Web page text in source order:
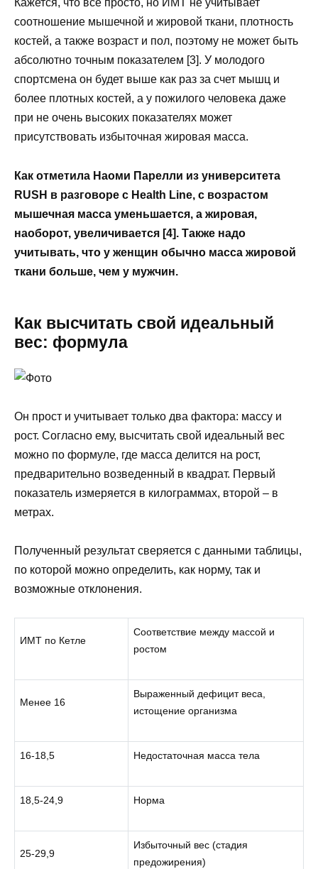
Кажется, что все просто, но ИМТ не учитывает
соотношение мышечной и жировой ткани, плотность
костей, а также возраст и пол, поэтому не может быть
абсолютно точным показателем [3]. У молодого
спортсмена он будет выше как раз за счет мышц и
более плотных костей, а у пожилого человека даже
при не очень высоких показателях может
присутствовать избыточная жировая масса.
Как отметила Наоми Парелли из университета
RUSH в разговоре с Health Line, с возрастом
мышечная масса уменьшается, а жировая,
наоборот, увеличивается [4]. Также надо
учитывать, что у женщин обычно масса жировой
ткани больше, чем у мужчин.
Как высчитать свой идеальный
вес: формула
Он прост и учитывает только два фактора: массу и
рост. Согласно ему, высчитать свой идеальный вес
можно по формуле, где масса делится на рост,
предварительно возведенный в квадрат. Первый
показатель измеряется в килограммах, второй – в
метрах.
Полученный результат сверяется с данными таблицы,
по которой можно определить, как норму, так и
возможные отклонения.
ИМТ по Кетле
Соответствие между массой и
ростом
Менее 16
Выраженный дефицит веса,
истощение организма
16-18,5 Недостаточная масса тела
18,5-24,9 Норма
25-29,9
Избыточный вес (стадия
предожирения)